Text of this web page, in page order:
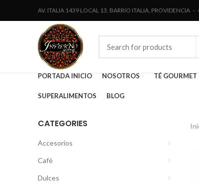
AV. ITALIA 1439 LOCAL 13, BARRIO ITALIA, PROVIDENCIA
PORTADA INICIO NOSOTROS TÉ GOURMET
SUPERALIMENTOS BLOG
CATEGORIES
Accesorios
Café
Dulces